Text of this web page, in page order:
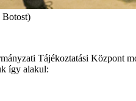
Botost)
Tájékoztatási Központ
így alakul: